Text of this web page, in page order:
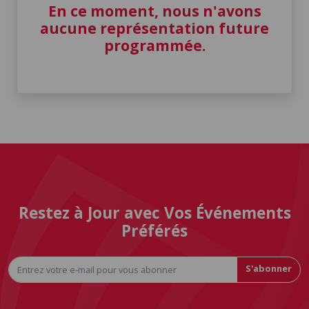
En ce moment, nous n'avons
aucune représentation future
programmée.
Restez à Jour avec Vos Événements
Préférés
S'abonner